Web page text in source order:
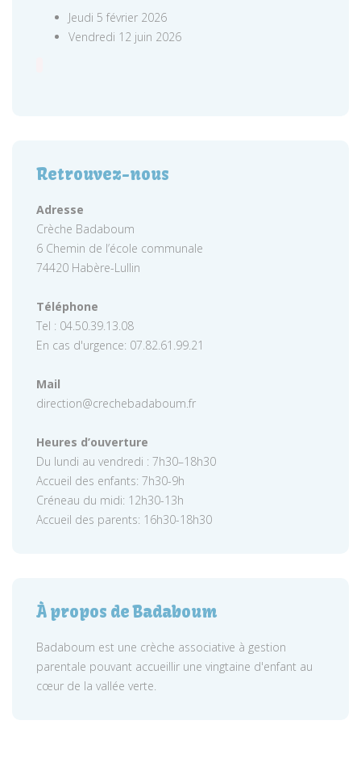
Jeudi 5 février 2026
Vendredi 12 juin 2026
Retrouvez-nous
Adresse
Crèche Badaboum
6 Chemin de l’école communale
74420 Habère-Lullin
Téléphone
Tel : 04.50.39.13.08
En cas d'urgence: 07.82.61.99.21
Mail
direction@crechebadaboum.fr
Heures d’ouverture
Du lundi au vendredi : 7h30–18h30
Accueil des enfants: 7h30-9h
Créneau du midi: 12h30-13h
Accueil des parents: 16h30-18h30
À propos de Badaboum
Badaboum est une crèche associative à gestion
parentale pouvant accueillir une vingtaine d'enfant au
cœur de la vallée verte.